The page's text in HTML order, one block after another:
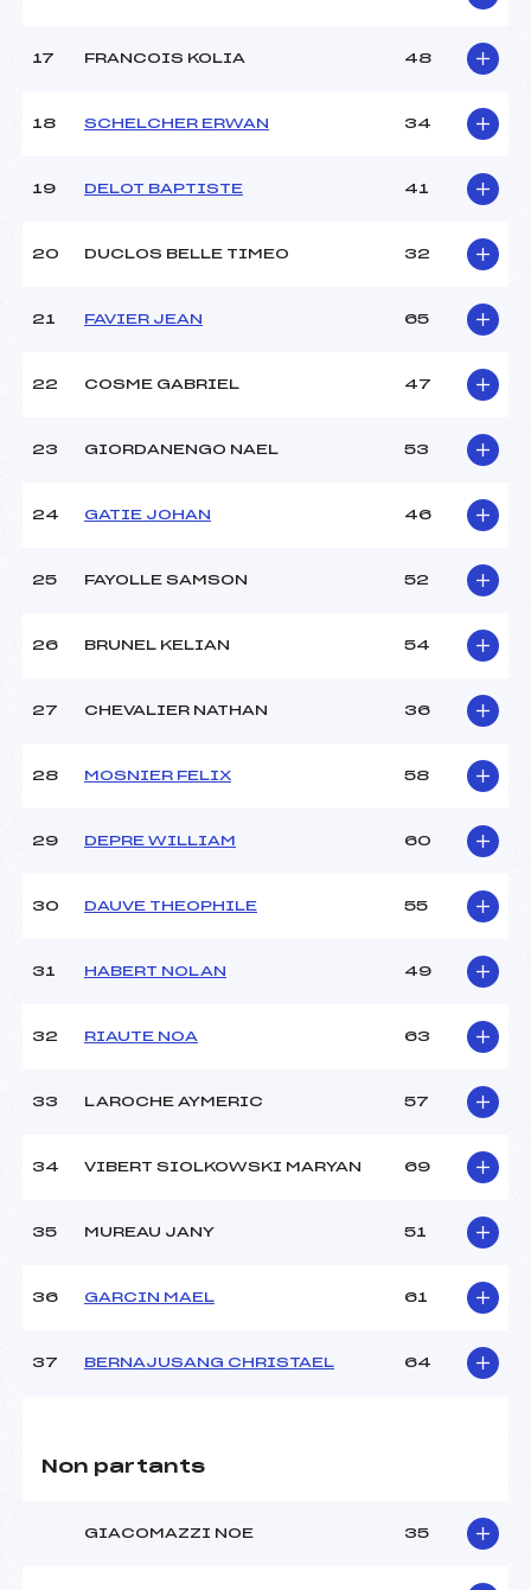
17 FRANCOIS KOLIA 48
18 SCHELCHER ERWAN 34
19 DELOT BAPTISTE 41
20 DUCLOS BELLE TIMEO 32
21 FAVIER JEAN 65
22 COSME GABRIEL 47
23 GIORDANENGO NAEL 53
24 GATIE JOHAN 46
25 FAYOLLE SAMSON 52
26 BRUNEL KELIAN 54
27 CHEVALIER NATHAN 36
28 MOSNIER FELIX 58
29 DEPRE WILLIAM 60
30 DAUVE THEOPHILE 55
31 HABERT NOLAN 49
32 RIAUTE NOA 63
33 LAROCHE AYMERIC 57
34 VIBERT SIOLKOWSKI MARYAN 69
35 MUREAU JANY 51
36 GARCIN MAEL 61
37 BERNAJUSANG CHRISTAEL 64
Non partants
GIACOMAZZI NOE 35